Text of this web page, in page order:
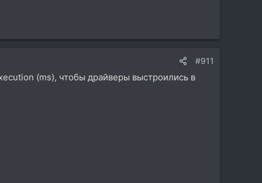
#911
(ms), чтобы драйверы выстроились в